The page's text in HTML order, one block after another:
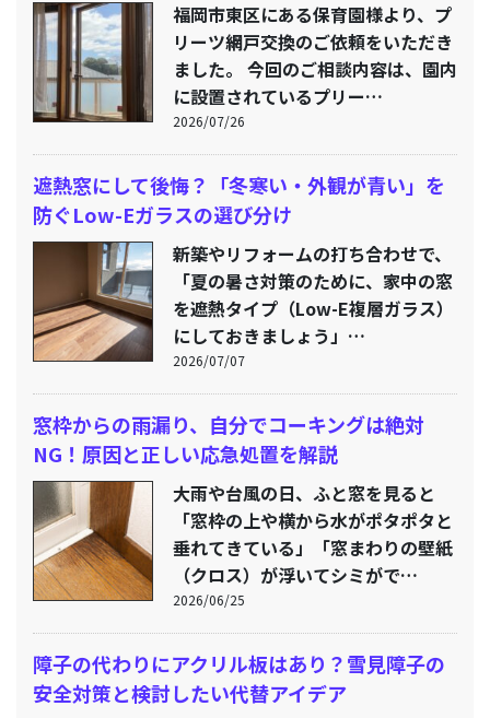
福岡市東区にある保育園様より、プ
リーツ網戸交換のご依頼をいただき
ました。 今回のご相談内容は、園内
に設置されているプリー…
2026/07/26
遮熱窓にして後悔？「冬寒い・外観が青い」を
防ぐLow-Eガラスの選び分け
新築やリフォームの打ち合わせで、
「夏の暑さ対策のために、家中の窓
を遮熱タイプ（Low-E複層ガラス）
にしておきましょう」…
2026/07/07
窓枠からの雨漏り、自分でコーキングは絶対
NG！原因と正しい応急処置を解説
大雨や台風の日、ふと窓を見ると
「窓枠の上や横から水がポタポタと
垂れてきている」「窓まわりの壁紙
（クロス）が浮いてシミがで…
2026/06/25
障子の代わりにアクリル板はあり？雪見障子の
安全対策と検討したい代替アイデア